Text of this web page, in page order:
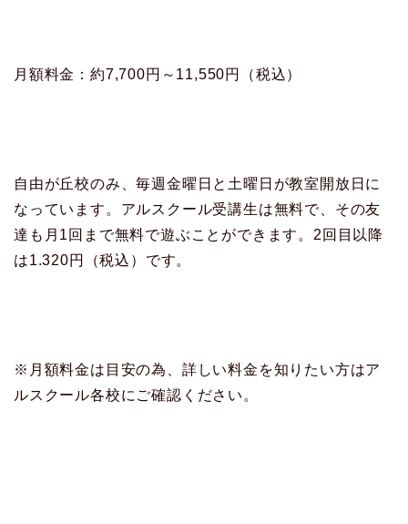
月額料金：約7,700円～11,550円（税込）
自由が丘校のみ、毎週金曜日と土曜日が教室開放日に
なっています。アルスクール受講生は無料で、その友
達も月1回まで無料で遊ぶことができます。2回目以降
は1.320円（税込）です。
※月額料金は目安の為、詳しい料金を知りたい方はア
ルスクール各校にご確認ください。